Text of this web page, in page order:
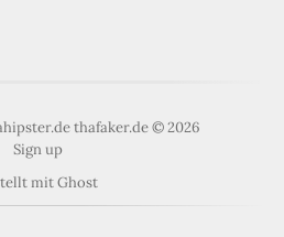
thafaker.de © 2026
Sign up
mitGhost